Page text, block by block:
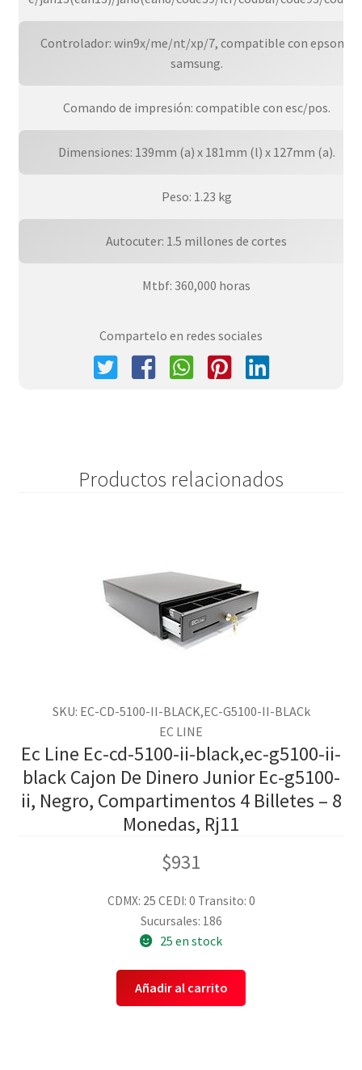
Controlador: win9x/me/nt/xp/7, compatible con epson y
samsung.
Comando de impresión: compatible con esc/pos.
Dimensiones: 139mm (a) x 181mm (l) x 127mm (a).
Peso: 1.23 kg
Autocuter: 1.5 millones de cortes
Mtbf: 360,000 horas
Compartelo en redes sociales
Productos relacionados
SKU: EC-CD-5100-II-BLACK,EC-G5100-II-BLACk
EC LINE
Ec Line Ec-cd-5100-ii-black,ec-g5100-ii-
black Cajon De Dinero Junior Ec-g5100-
ii, Negro, Compartimentos 4 Billetes – 8
Monedas, Rj11
$931
CDMX: 25 CEDI: 0 Transito: 0
Sucursales: 186
25 en stock
Añadir al carrito